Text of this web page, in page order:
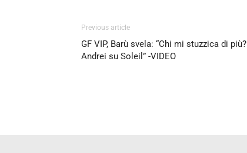
Previous article
GF VIP, Barù svela: “Chi mi stuzzica di più?
Andrei su Soleil” -VIDEO